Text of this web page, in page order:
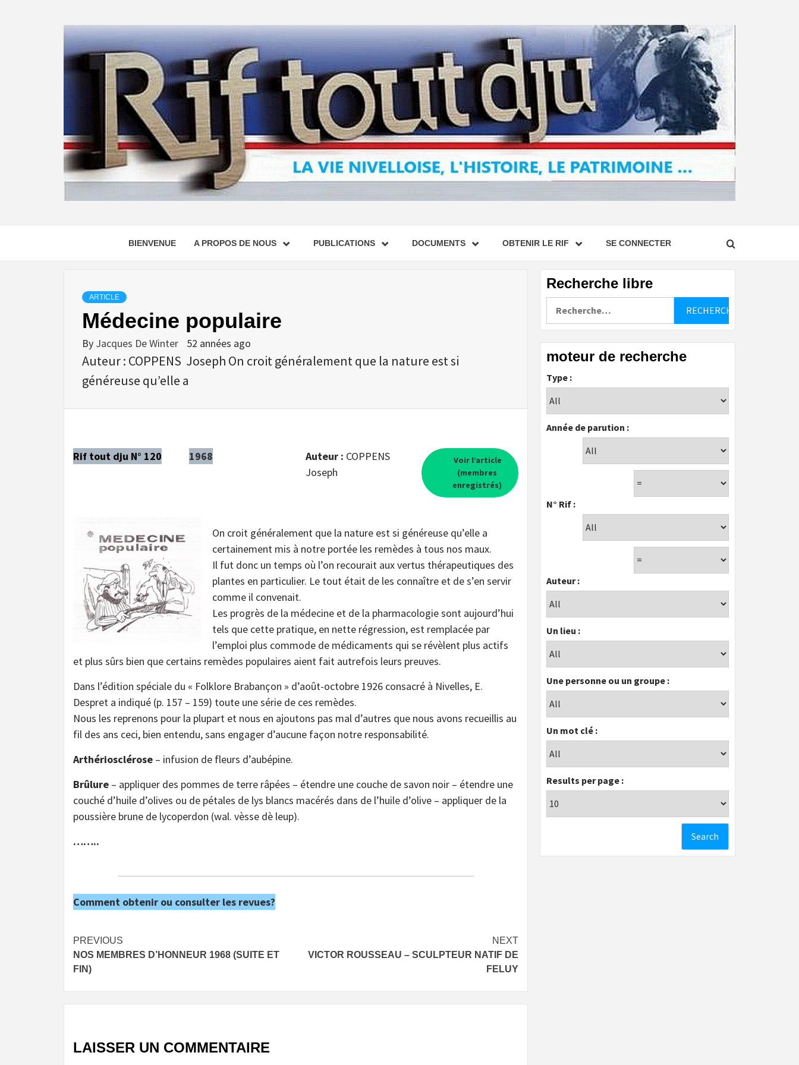
BIENVENUE A PROPOS DE NOUS PUBLICATIONS DOCUMENTS OBTENIR LE RIF SE CONNECTER
ARTICLE
Médecine populaire
By Jacques De Winter 52 années ago
Auteur : COPPENS Joseph On croit généralement que la nature est si
généreuse qu’elle a
Rif tout dju N° 120 1968 Auteur : COPPENS
Joseph
Voir l’article
(membres
enregistrés)
On croit généralement que la nature est si généreuse qu’elle a
certainement mis à notre portée les remèdes à tous nos maux.
Il fut donc un temps où l’on recourait aux vertus thérapeutiques des
plantes en particulier. Le tout était de les connaître et de s’en servir
comme il convenait.
Les progrès de la médecine et de la pharmacologie sont aujourd’hui
tels que cette pratique, en nette régression, est remplacée par
l’emploi plus commode de médicaments qui se révèlent plus actifs
et plus sûrs bien que certains remèdes populaires aient fait autrefois leurs preuves.
Dans l’édition spéciale du « Folklore Brabançon » d’août-octobre 1926 consacré à Nivelles, E.
Despret a indiqué (p. 157 – 159) toute une série de ces remèdes.
Nous les reprenons pour la plupart et nous en ajoutons pas mal d’autres que nous avons recueillis au
fil des ans ceci, bien entendu, sans engager d’aucune façon notre responsabilité.
Arthériosclérose – infusion de fleurs d’aubépine.
Brûlure – appliquer des pommes de terre râpées – étendre une couche de savon noir – étendre une
couché d’huile d’olives ou de pétales de lys blancs macérés dans de l’huile d’olive – appliquer de la
poussière brune de lycoperdon (wal. vèsse dè leup).
……..
Comment obtenir ou consulter les revues?
Post
navigation
PREVIOUS
NOS MEMBRES D’HONNEUR 1968 (SUITE ET
FIN)
NEXT
VICTOR ROUSSEAU – SCULPTEUR NATIF DE
FELUY
LAISSER UN COMMENTAIRE
Recherche libre
moteur de recherche
Type :
Année de parution :
N° Rif :
Auteur :
Un lieu :
Une personne ou un groupe :
Un mot clé :
Results per page :